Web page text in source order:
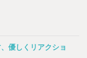
優しくリアクショ